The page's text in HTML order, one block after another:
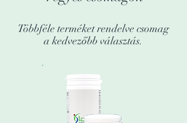
Többféle terméket rendelve csomag
a kedvezőbb választás.